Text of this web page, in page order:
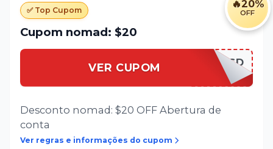
🔥20%
OFF
✅ Top Cupom
Cupom nomad: $20
VER CUPOM NOMAD20USD
Desconto nomad: $20 OFF Abertura de
conta
Ver regras e informações do cupom